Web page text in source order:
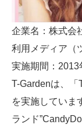
企業名：株式会
利用メディア（
実施期間：2013
T-Gardenは、「
を実施していま
ランド